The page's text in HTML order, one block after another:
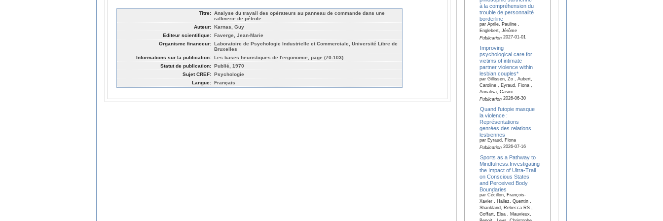
Titre: Analyse du travail des opérateurs au panneau de commande dans une
raffinerie de pétrole
Auteur: Karnas, Guy
Editeur scientifique: Faverge, Jean-Marie
Organisme financeur: Laboratoire de Psychologie Industrielle et Commerciale, Université Libre de
Bruxelles
Informations sur la publication: Les bases heuristiques de l'ergonomie, page (70-103)
Statut de publication: Publié, 1970
Sujet CREF: Psychologie
Langue: Français
à la compréhension du
trouble de personnalité
borderline
par Aprile, Pauline ,
Englebert, Jérôme
Publication2027-01-01
Improving
psychological care for
victims of intimate
partner violence within
lesbian couples*
par Gillissen, Zo , Aubert,
Caroline , Eyraud, Fiona ,
Annalisa, Casini
Publication2026-06-30
Quand l'utopie masque
la violence :
Représentations
genrées des relations
lesbiennes
par Eyraud, Fiona
Publication2026-07-16
Sports as a Pathway to
Mindfulness:Investigating
the Impact of Ultra-Trail
on Conscious States
and Perceived Body
Boundaries
par Cécillon, François-
Xavier , Hallez, Quentin ,
Shankland, Rebecca RS ,
Goffart, Elsa , Mauvieux,